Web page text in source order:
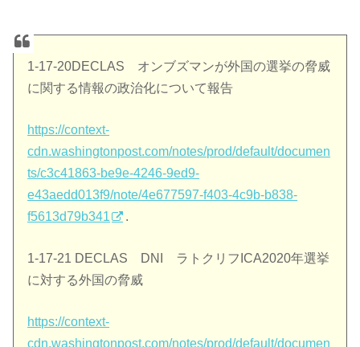
1-17-20DECLAS オンブズマンが外国の選挙の脅威
に関する情報の政治化について報告
https://context-
cdn.washingtonpost.com/notes/prod/default/documen
ts/c3c41863-be9e-4246-9ed9-
e43aedd013f9/note/4e677597-f403-4c9b-b838-
f5613d79b341
.
1-17-21 DECLAS DNI ラトクリフICA2020年選挙
に対する外国の脅威
https://context-
cdn.washingtonpost.com/notes/prod/default/documen